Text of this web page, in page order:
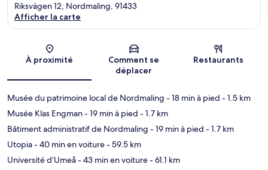
Carte
Riksvägen 12, Nordmaling, 91433
Afficher la carte
À proximité
Comment se
déplacer
Restaurants
Musée du patrimoine local de Nordmaling - 18 min à pied - 1.5 km
Musée Klas Engman- 19 min à pied - 1.7 km
Bâtiment administratif de Nordmaling - 19 min à pied - 1.7 km
Utopia- 40 min en voiture- 59.5 km
Université d’Umeå- 43 min en voiture- 61.1 km